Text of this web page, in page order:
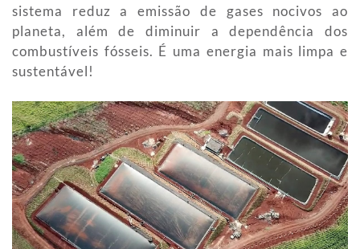
sistema reduz a emissão de gases nocivos ao
planeta, além de diminuir a dependência dos
combustíveis fósseis. É uma energia mais limpa e
sustentável!